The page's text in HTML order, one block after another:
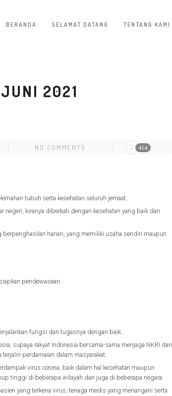
BERANDA SELAMAT DATANG TENTANG KAMI
2021
NO COMMENTS 414
tubuh serta kesehatan seluruh jemaat.
kiranya diberkati dengan kesehatan yang baik dan
harian, yang memiliki usaha sendiri maupun
pendewasaan.
fungsi dan tugasnya dengan baik.
supaya rakyat Indonesia bersama-sama menjaga NKRI dan
perdamaian dalam masyarakat.
virus corona, baik dalam hal kesehatan maupun
tinggi di beberapa wilayah dan juga di beberapa negara.
yang terkena virus, tenaga medis yang menangani serta